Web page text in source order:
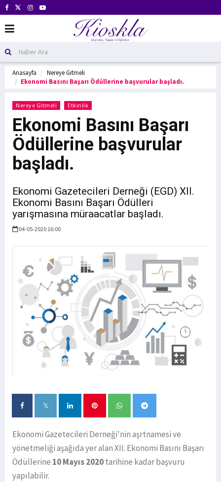
Anasayfa
Nereye Gitmeli
Ekonomi Basını Başarı Ödüllerine başvurular başladı.
Nereye Gitmeli Etkinlik
Ekonomi Basını Başarı
Ödüllerine başvurular
başladı.
Ekonomi Gazetecileri Derneği (EGD) XII.
Ekonomi Basını Başarı Ödülleri
yarışmasına müraacatlar başladı.
04-05-2020 16:00
Ekonomi Gazetecileri Derneği'nin aşrtnamesi ve
yönetmeliği aşağıda yer alan XII. Ekonomi Basını Başarı
Ödüllerine 10 Mayıs 2020tarihine kadar başvuru
yapılabilir.